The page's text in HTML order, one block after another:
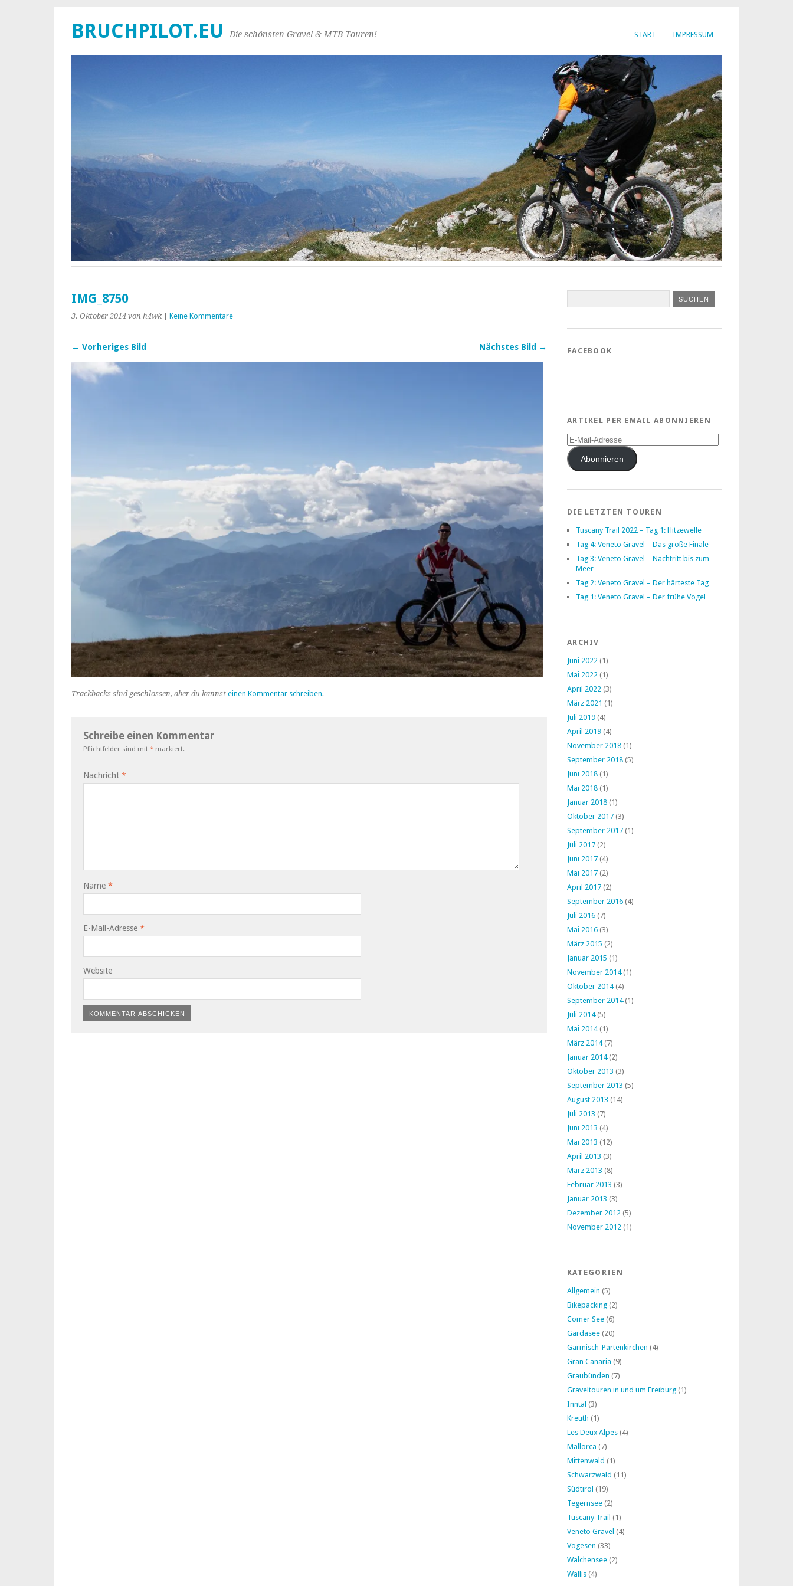
START IMPRESSUM
BRUCHPILOT.EU Die schönsten Gravel & MTB Touren!
IMG_8750
3. Oktober 2014 von h4wk| Keine Kommentare
← Vorheriges Bild Nächstes Bild →
Trackbacks sind geschlossen, aber du kannst einen Kommentar schreiben.
Schreibe einen Kommentar
Pflichtfelder sind mit * markiert.
Nachricht *
Name *
E-Mail-Adresse *
Website
FACEBOOK
ARTIKEL PER EMAIL ABONNIEREN
E-
Mail-
AdresseAbonnieren
DIE LETZTEN TOUREN
Tuscany Trail 2022 – Tag 1: Hitzewelle
Tag 4: Veneto Gravel – Das große Finale
Tag 3: Veneto Gravel – Nachtritt bis zum
Meer
Tag 2: Veneto Gravel – Der härteste Tag
Tag 1: Veneto Gravel – Der frühe Vogel…
ARCHIV
Juni 2022 (1)
Mai 2022 (1)
April 2022 (3)
März 2021 (1)
Juli 2019 (4)
April 2019 (4)
November 2018 (1)
September 2018 (5)
Juni 2018 (1)
Mai 2018 (1)
Januar 2018 (1)
Oktober 2017 (3)
September 2017 (1)
Juli 2017 (2)
Juni 2017 (4)
Mai 2017 (2)
April 2017 (2)
September 2016 (4)
Juli 2016 (7)
Mai 2016 (3)
März 2015 (2)
Januar 2015 (1)
November 2014(1)
Oktober 2014(4)
September 2014(1)
Juli 2014(5)
Mai 2014(1)
März 2014(7)
Januar 2014(2)
Oktober 2013 (3)
September 2013 (5)
August 2013 (14)
Juli 2013 (7)
Juni 2013 (4)
Mai 2013 (12)
April 2013 (3)
März 2013 (8)
Februar 2013 (3)
Januar 2013 (3)
Dezember 2012 (5)
November 2012 (1)
KATEGORIEN
Allgemein (5)
Bikepacking (2)
Comer See (6)
Gardasee (20)
Garmisch-Partenkirchen (4)
Gran Canaria (9)
Graubünden (7)
Graveltouren in und um Freiburg (1)
Inntal (3)
Kreuth (1)
Les Deux Alpes (4)
Mallorca (7)
Mittenwald (1)
Schwarzwald (11)
Südtirol (19)
Tegernsee (2)
Tuscany Trail (1)
Veneto Gravel (4)
Vogesen (33)
Walchensee (2)
Wallis (4)